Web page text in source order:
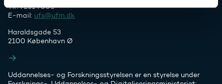
Tlf. 7231 7800
E-mail: ufs@ufm.dk
Haraldsgade 53
2100 København Ø
Uddannelses- og Forskningsstyrelsen er en styrelse under